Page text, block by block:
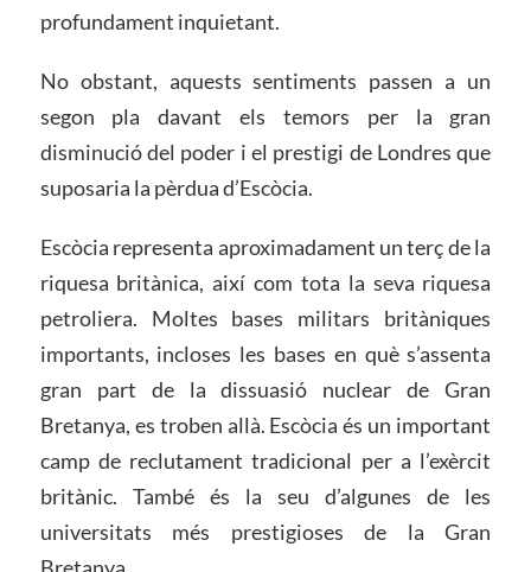
profundament inquietant.
No obstant, aquests sentiments passen a un
segon pla davant els temors per la gran
disminució del poder i el prestigi de Londres que
suposaria la pèrdua d’Escòcia.
Escòcia representa aproximadament un terç de la
riquesa britànica, així com tota la seva riquesa
petroliera. Moltes bases militars britàniques
importants, incloses les bases en què s’assenta
gran part de la dissuasió nuclear de Gran
Bretanya, es troben allà. Escòcia és un important
camp de reclutament tradicional per a l’exèrcit
britànic. També és la seu d’algunes de les
universitats més prestigioses de la Gran
Bretanya.